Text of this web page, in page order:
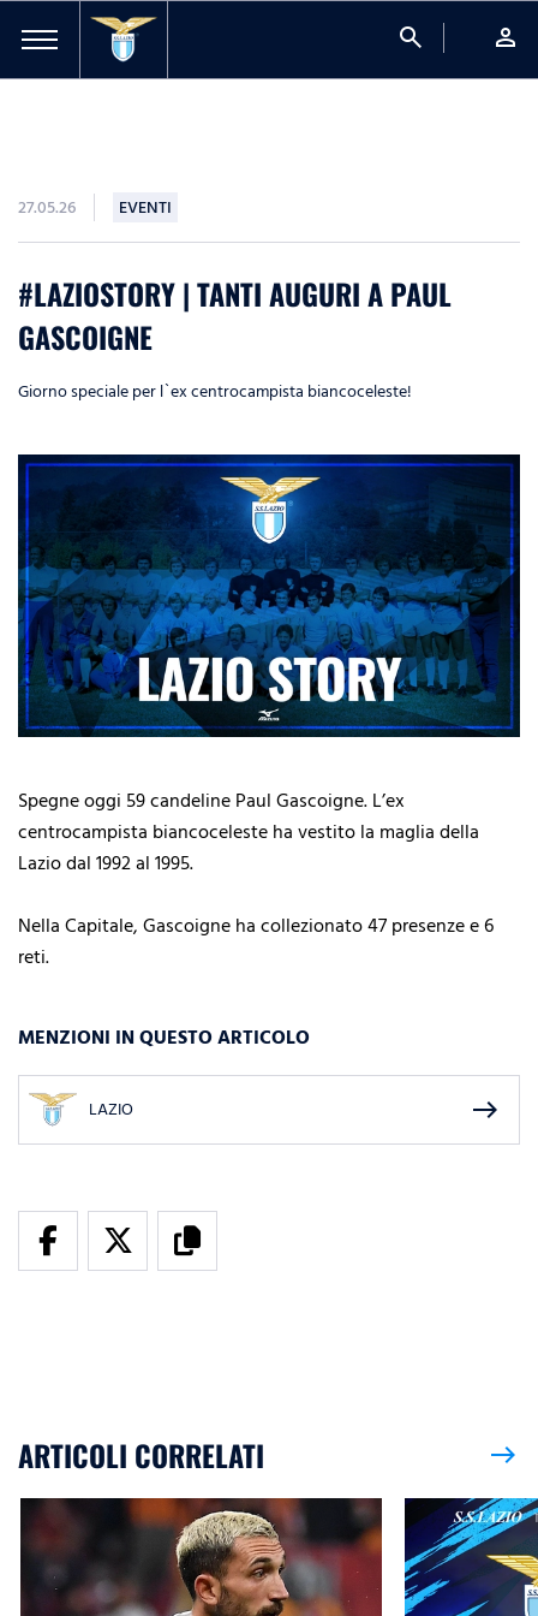
search person
27.05.26 EVENTI
#LAZIOSTORY | TANTI AUGURI A PAUL
GASCOIGNE
Giorno speciale per l`ex centrocampista biancoceleste!
Spegne oggi 59 candeline Paul Gascoigne. L’ex
centrocampista biancoceleste ha vestito la maglia della
Lazio dal 1992 al 1995.
Nella Capitale, Gascoigne ha collezionato 47 presenze e 6
reti.
MENZIONI IN QUESTO ARTICOLO
LAZIO east
ARTICOLI CORRELATI east